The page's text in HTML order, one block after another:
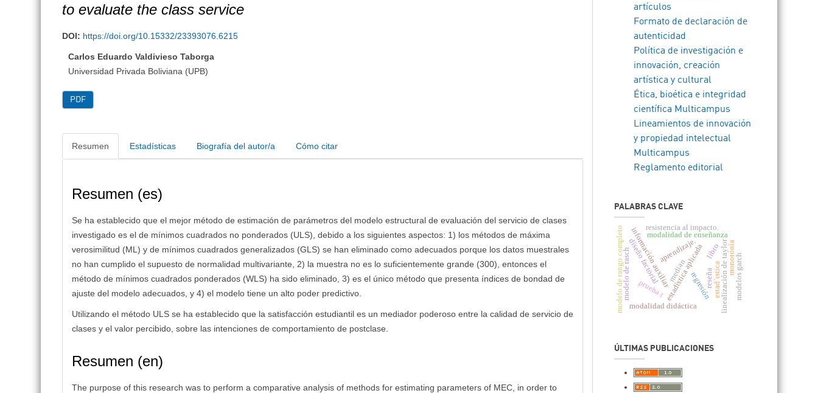
to evaluate the class service
DOI: https://doi.org/10.15332/23393076.6215
Carlos Eduardo Valdivieso Taborga
Universidad Privada Boliviana (UPB)
PDF
Resumen Estadísticas Biografía del autor/a Cómo citar
Resumen (es)
Se ha establecido que el mejor método de estimación de parámetros del modelo estructural de evaluación del servicio de clases
investigado es el de mínimos cuadrados no ponderados (ULS), debido a los siguientes aspectos: 1) los métodos de máxima
verosimilitud (ML) y de mínimos cuadrados generalizados (GLS) se han eliminado como adecuados porque los datos muestrales
no han cumplido el supuesto de normalidad multivariante, 2) la muestra no es lo suficientemente grande (300), entonces el
método de mínimos cuadrados ponderados (WLS) ha sido eliminado, 3) es el único método que presenta índices de bondad de
ajuste del modelo adecuados, y 4) el modelo tiene un alto poder predictivo.
Utilizando el método ULS se ha establecido que la satisfacción estudiantil es un mediador poderoso entre la calidad de servicio de
clases y el valor percibido, sobre las intenciones de comportamiento de postclase.
Resumen (en)
The purpose of this research was to perform a comparative analysis of methods for estimating parameters of MEC, in order to
artículos
Formato de declaración de
autenticidad
Política de investigación e
innovación, creación
artística y cultural
Ética, bioética e integridad
científica Multicampus
Lineamientos de innovación
y propiedad intelectual
Multicampus
Reglamento editorial
PALABRAS CLAVE
estadística aplicadareseña
libro
información auxiliar linealización de taylor
regresión
modalidad didáctica
modalidad de enseñanza
aprendizaje.
diseño factorial
resistencia al impacto.
modelo de rango completo prueba t
monotonía
modelo de rasch estad´ıstica modelos garch
median
ÚLTIMAS PUBLICACIONES